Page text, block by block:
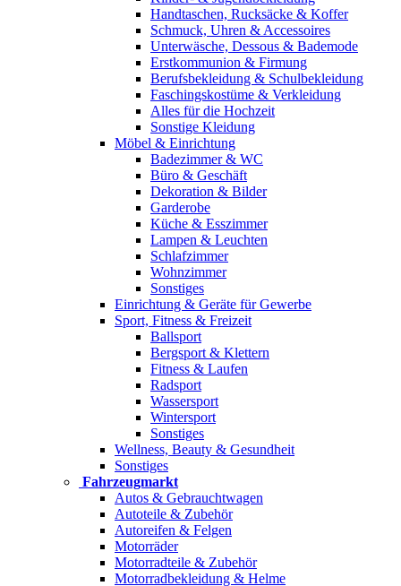
Handtaschen, Rucksäcke & Koffer
Schmuck, Uhren & Accessoires
Unterwäsche, Dessous & Bademode
Erstkommunion & Firmung
Berufsbekleidung & Schulbekleidung
Faschingskostüme & Verkleidung
Alles für die Hochzeit
Sonstige Kleidung
Möbel & Einrichtung
Badezimmer & WC
Büro & Geschäft
Dekoration & Bilder
Garderobe
Küche & Esszimmer
Lampen & Leuchten
Schlafzimmer
Wohnzimmer
Sonstiges
Einrichtung & Geräte für Gewerbe
Sport, Fitness & Freizeit
Ballsport
Bergsport & Klettern
Fitness & Laufen
Radsport
Wassersport
Wintersport
Sonstiges
Wellness, Beauty & Gesundheit
Sonstiges
Fahrzeugmarkt
Autos & Gebrauchtwagen
Autoteile & Zubehör
Autoreifen & Felgen
Motorräder
Motorradteile & Zubehör
Motorradbekleidung & Helme